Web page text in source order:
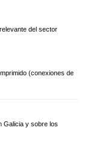
del sector
(conexiones de
Galicia y sobre los